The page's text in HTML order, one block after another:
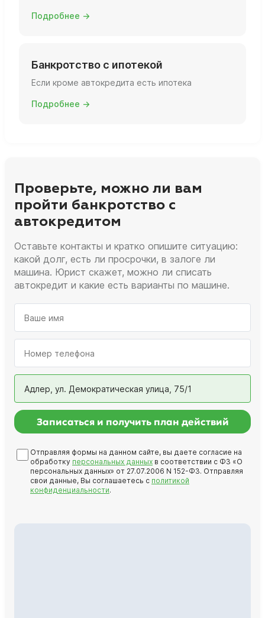
Подробнее →
Банкротство с ипотекой
Если кроме автокредита есть ипотека
Подробнее →
Проверьте, можно ли вам
пройти банкротство с
автокредитом
Оставьте контакты и кратко опишите ситуацию:
какой долг, есть ли просрочки, в залоге ли
машина. Юрист скажет, можно ли списать
автокредит и какие есть варианты по машине.
Адлер, ул. Демократическая улица, 75/1
Записаться и получить план действий
Отправляя формы на данном сайте, вы даете согласие на
обработку персональных данных в соответствии с ФЗ «О
персональных данных» от 27.07.2006 N 152-ФЗ. Отправляя
свои данные, Вы соглашаетесь с политикой
конфиденциальности.